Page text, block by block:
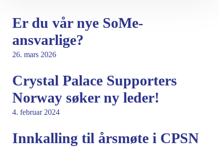
Er du vår nye SoMe-
ansvarlige?
26. mars 2026
Crystal Palace Supporters
Norway søker ny leder!
4. februar 2024
Innkalling til årsmøte i CPSN